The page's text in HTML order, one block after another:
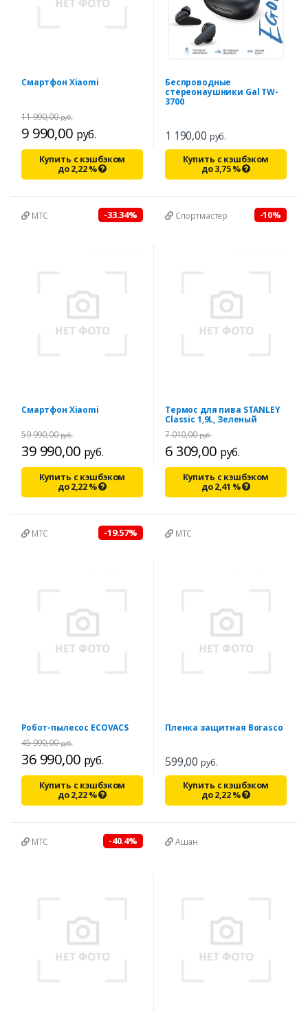
Смартфон Xiaomi
9 990,00 руб.
11 990,00руб.
Купить с кэшбэком
до2,22%
Беспроводные
стереонаушники Gal TW-
3700
1 190,00 руб.
Купить с кэшбэком
до3,75%
МТС -33.34%
Смартфон Xiaomi
39 990,00 руб.
59 990,00руб.
Купить с кэшбэком
до2,22%
Спортмастер -10%
Термос для пива STANLEY
Classic 1,9L, Зеленый
6 309,00 руб.
7 010,00руб.
Купить с кэшбэком
до2,41 %
МТС -19.57%
Робот-пылесос ECOVACS
36 990,00 руб.
45 990,00руб.
Купить с кэшбэком
до2,22%
МТС
Пленка защитная Borasco
599,00 руб.
Купить с кэшбэком
до2,22%
МТС -40.4% Ашан